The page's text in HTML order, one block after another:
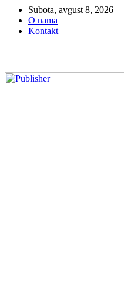
Subota, avgust 8, 2026
O nama
Kontakt